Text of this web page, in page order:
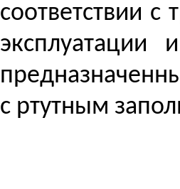
соответствии
эксплуатации
с ртутным